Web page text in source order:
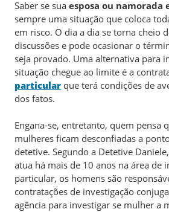
Saber se sua esposa ou
sempre uma situação que coloca
em risco. O dia a dia se torna cheio
discussões e pode ocasionar o
seja provado. Uma alternativa para
situação chegue ao limite é a
particular que terá condições de
dos fatos.
Engana-se, entretanto, quem pensa
mulheres ficam desconfiadas a
detetive. Segundo a Detetive
atua há mais de 10 anos na área de
particular, os homens são
contratações de investigação
agência para investigar se mulher a